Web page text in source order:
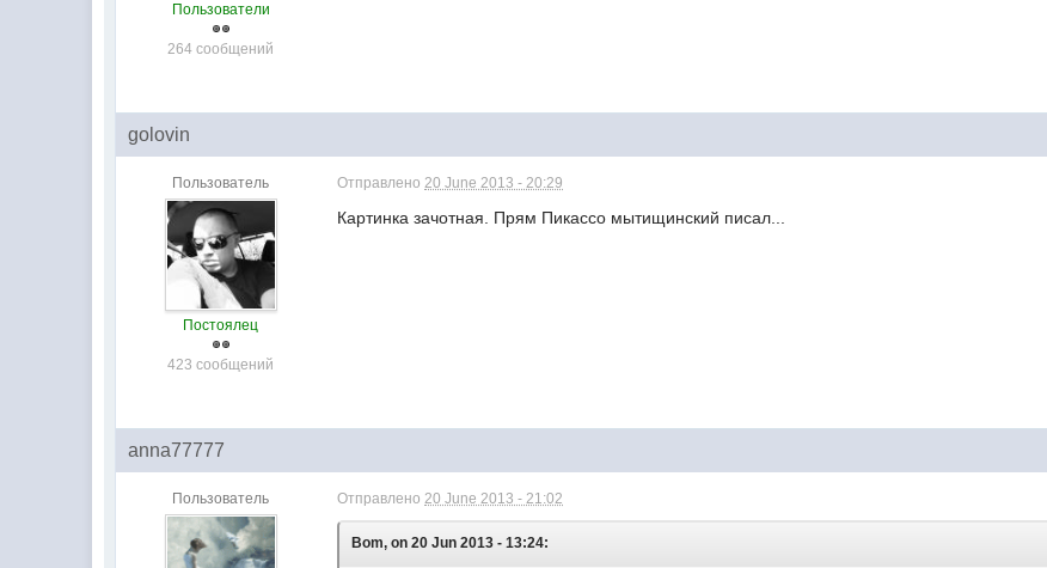
Пользователи
264 сообщений
golovin
Пользователь
Постоялец
423 сообщений
Отправлено20 June 2013 - 20:29
Картинка зачотная. Прям Пикассо мытищинский писал...
anna77777
Пользователь Отправлено20 June 2013 - 21:02
Bom, on 20 Jun 2013 - 13:24: